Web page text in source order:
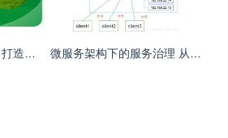
专业校园杀菌消毒服务 打造安全健康的教育环境 微服务架构下的服务治理 从挑战到实践